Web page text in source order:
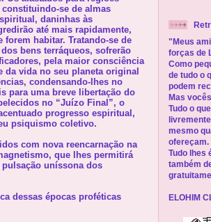
se de almas
daninhas às
até mais rapidamente,
habitar. Tratando-se de
bens terráqueos, sofrerão
pela maior consciência
da vida no seu planeta original
condensando-lhes no
para uma breve libertação do
no “Juízo Final”, o
progresso espiritual,
psiquismo coletivo.
com nova reencarnação na
que lhes permitirá
uníssona dos
dessas épocas proféticas
"Meus
forças de
Como
de tudo o
podem
Mas
Tudo o
mesmo
ofereçam.
Tudo lhes
também
ELOHIM